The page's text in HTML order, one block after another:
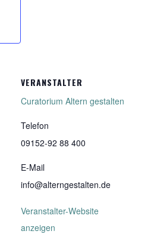
VERANSTALTER
Curatorium Altern gestalten
Telefon
09152-92 88 400
E-Mail
info@alterngestalten.de
Veranstalter-Website
anzeigen